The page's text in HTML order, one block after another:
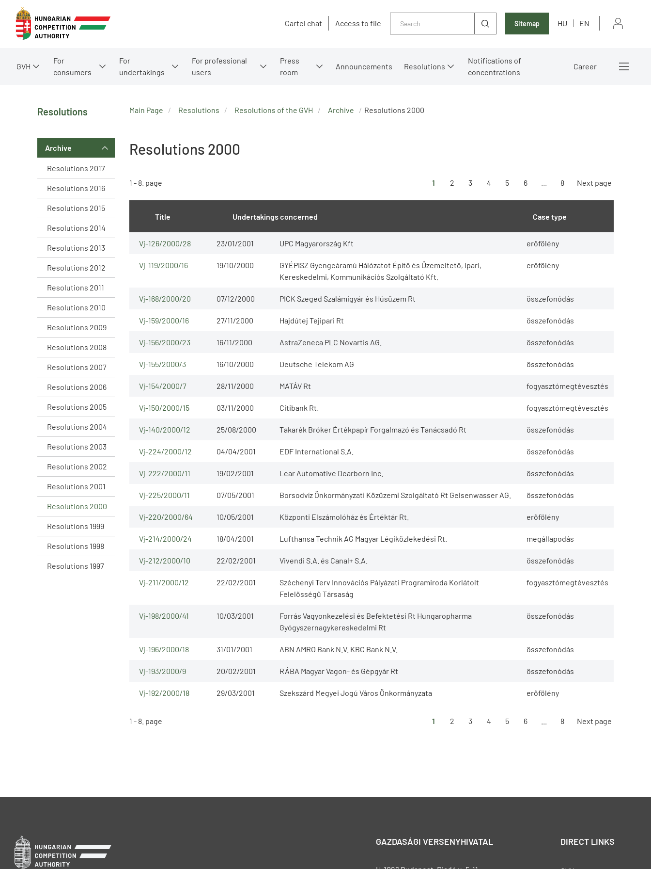
Cartel chat Access to file Sitemap HU EN
GVH
For
consumers
For
undertakings
For professional
users
Press
room
Announcements Resolutions
Notifications of
concentrations
Career
Resolutions
Archive
Resolutions 2017
Resolutions 2016
Resolutions 2015
Resolutions 2014
Resolutions 2013
Resolutions 2012
Resolutions 2011
Resolutions 2010
Resolutions 2009
Resolutions 2008
Resolutions 2007
Resolutions 2006
Resolutions 2005
Resolutions 2004
Resolutions 2003
Resolutions 2002
Resolutions 2001
Resolutions 2000
Resolutions 1999
Resolutions 1998
Resolutions 1997
Main Page Resolutions Resolutions of the GVH Archive Resolutions 2000
Resolutions 2000
1 - 8. page 1 2 3 4 5 6 8 Next page
Title Undertakings concerned Case type
23/01/2001
Vj-126/2000/28 UPC Magyarország Kft erőfölény
19/10/2000
Vj-119/2000/16
GYÉPISZ Gyengeáramú Hálózatot Építő és Üzemeltető, Ipari,
Kereskedelmi, Kommunikációs Szolgáltató Kft.
erőfölény
07/12/2000
Vj-168/2000/20 PICK Szeged Szalámigyár és Húsüzem Rt összefonódás
27/11/2000
Vj-159/2000/16 Hajdútej Tejipari Rt összefonódás
16/11/2000
Vj-156/2000/23 AstraZeneca PLC Novartis AG. összefonódás
16/10/2000
Vj-155/2000/3 Deutsche Telekom AG összefonódás
28/11/2000
Vj-154/2000/7 MATÁV Rt fogyasztómegtévesztés
03/11/2000
Vj-150/2000/15 Citibank Rt. fogyasztómegtévesztés
25/08/2000
Vj-140/2000/12 Takarék Bróker Értékpapír Forgalmazó és Tanácsadó Rt összefonódás
04/04/2001
Vj-224/2000/12 EDF International S.A. összefonódás
19/02/2001
Vj-222/2000/11 Lear Automative Dearborn Inc. összefonódás
07/05/2001
Vj-225/2000/11 Borsodvíz Önkormányzati Közüzemi Szolgáltató Rt Gelsenwasser AG. összefonódás
10/05/2001
Vj-220/2000/64 Központi Elszámolóház és Értéktár Rt. erőfölény
18/04/2001
Vj-214/2000/24 Lufthansa Technik AG Magyar Légiközlekedési Rt. megállapodás
22/02/2001
Vj-212/2000/10 Vivendi S.A. és Canal+ S.A. összefonódás
22/02/2001
Vj-211/2000/12
Széchenyi Terv Innovációs Pályázati Programiroda Korlátolt
Felelősségű Társaság
fogyasztómegtévesztés
10/03/2001
Vj-198/2000/41
Forrás Vagyonkezelési és Befektetési Rt Hungaropharma
Gyógyszernagykereskedelmi Rt
összefonódás
31/01/2001
Vj-196/2000/18 ABN AMRO Bank N.V. KBC Bank N.V. összefonódás
20/02/2001
Vj-193/2000/9 RÁBA Magyar Vagon- és Gépgyár Rt összefonódás
29/03/2001
Vj-192/2000/18 Szekszárd Megyei Jogú Város Önkormányzata erőfölény
1 - 8. page 1 2 3 4 5 6 8 Next page
GAZDASÁGI VERSENYHIVATAL DIRECT LINKS